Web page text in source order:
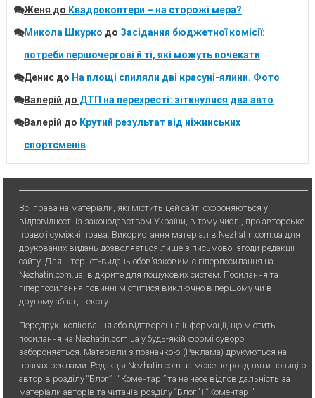
Женя до Квадрокоптери – на сторожі мера?
Микола Шкурко до Засідання бюджетної комісії:
потреби першочергові й ті, які можуть почекати
Денисдо На площі спиляли дві красуні-ялини. Фото
Валерій до ДТП на перехресті: зіткнулися два авто
Валерій до Крутий результат від ніжинських
спортсменів
Всі права на матеріали, які містить цей сайт, охороняються у
відповідності із законодавством України, в тому числі, про авторське
право і суміжні права. Використання матерiалiв Nezhatin.com.ua для
друкованих видань дозволяється лише з письмової згоди редакції
сайту. Для iнтернет-видань обов’язковим є гiперпосилання на
Nezhatin.com.ua, відкрите для пошукових систем. Посилання та
гіперпосилання повинні міститися виключно в першому чи в
другому абзаці тексту.
Передрук, копiювання або вiдтворення iнформацiї, що мiстить
посилання на Nezhatin.com.ua у будь-якiй формi суворо
забороняється. Матеріали з позначкою (Реклама) друкуються на
правах реклами. Редакція Nezhatin.com.ua може не розділяти позицію
авторів розділу “Блог” і “Коментарі” та не несе відповідальність за
матеріали авторів та читачів розділу “Блог” і “Коментарі”.